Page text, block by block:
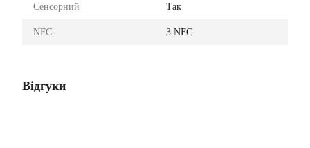
Сенсорний Так
NFC 3 NFC
Відгуки